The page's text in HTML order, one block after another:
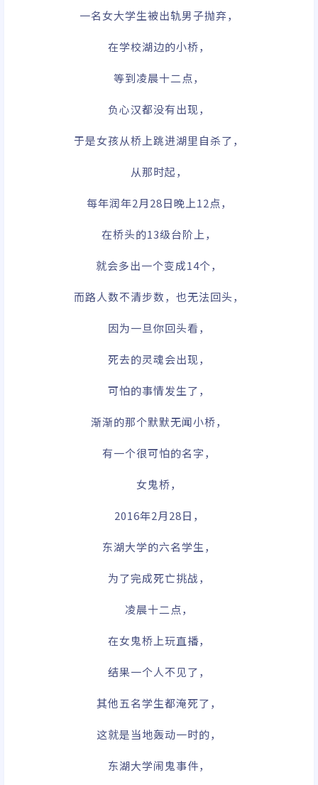
一名女大学生被出轨男子抛弃，
在学校湖边的小桥，
等到凌晨十二点，
负心汉都没有出现，
于是女孩从桥上跳进湖里自杀了，
从那时起，
每年润年2月28日晚上12点，
在桥头的13级台阶上，
就会多出一个变成14个，
而路人数不清步数，也无法回头，
因为一旦你回头看，
死去的灵魂会出现，
可怕的事情发生了，
渐渐的那个默默无闻小桥，
有一个很可怕的名字，
女鬼桥，
2016年2月28日，
东湖大学的六名学生，
为了完成死亡挑战，
凌晨十二点，
在女鬼桥上玩直播，
结果一个人不见了，
其他五名学生都淹死了，
这就是当地轰动一时的，
东湖大学闹鬼事件，